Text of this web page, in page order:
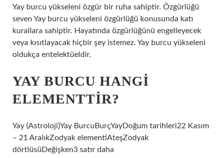
Yay burcu yükseleni özgür bir ruha sahiptir. Özgürlüğü
seven Yay burcu yükseleni özgürlüğü konusunda katı
kurallara sahiptir. Hayatında özgürlüğünü engelleyecek
veya kısıtlayacak hiçbir şey istemez. Yay burcu yükseleni
oldukça entelektüeldir.
YAY BURCU HANGI
ELEMENTTIR?
Yay (Astroloji)Yay BurcuBurçYayDoğum tarihleri22 Kasım
– 21 AralıkZodyak elementiAteşZodyak
dörtlüsüDeğişken3 satır daha